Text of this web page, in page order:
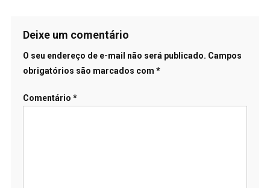
Deixe um comentário
O seu endereço de e-mail não será publicado. Campos
obrigatórios são marcados com *
Comentário *